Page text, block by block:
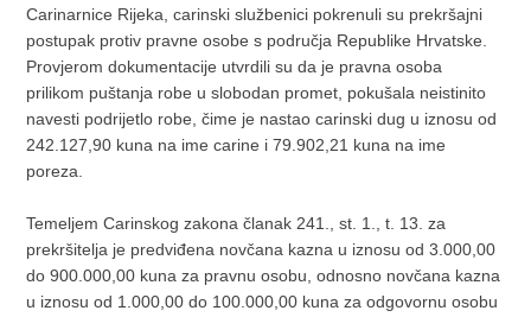
Carinarnice Rijeka, carinski službenici pokrenuli su prekršajni
postupak protiv pravne osobe s područja Republike Hrvatske.
Provjerom dokumentacije utvrdili su da je pravna osoba
prilikom puštanja robe u slobodan promet, pokušala neistinito
navesti podrijetlo robe, čime je nastao carinski dug u iznosu od
242.127,90 kuna na ime carine i 79.902,21 kuna na ime
poreza.
Temeljem Carinskog zakona članak 241., st. 1., t. 13. za
prekršitelja je predviđena novčana kazna u iznosu od 3.000,00
do 900.000,00 kuna za pravnu osobu, odnosno novčana kazna
u iznosu od 1.000,00 do 100.000,00 kuna za odgovornu osobu